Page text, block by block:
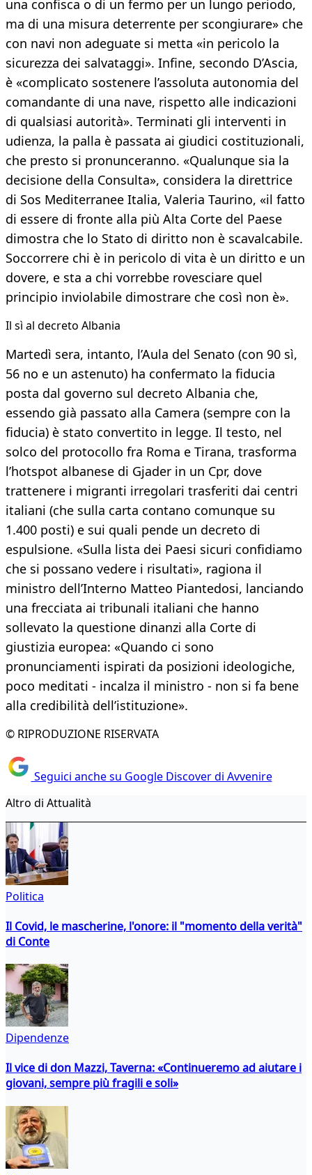
una confisca o di un fermo per un lungo periodo,
ma di una misura deterrente per scongiurare» che
con navi non adeguate si metta «in pericolo la
sicurezza dei salvataggi». Infine, secondo D’Ascia,
è «complicato sostenere l’assoluta autonomia del
comandante di una nave, rispetto alle indicazioni
di qualsiasi autorità». Terminati gli interventi in
udienza, la palla è passata ai giudici costituzionali,
che presto si pronunceranno. «Qualunque sia la
decisione della Consulta», considera la direttrice
di Sos Mediterranee Italia, Valeria Taurino, «il fatto
di essere di fronte alla più Alta Corte del Paese
dimostra che lo Stato di diritto non è scavalcabile.
Soccorrere chi è in pericolo di vita è un diritto e un
dovere, e sta a chi vorrebbe rovesciare quel
principio inviolabile dimostrare che così non è».
Il sì al decreto Albania
Martedì sera, intanto, l’Aula del Senato (con 90 sì,
56 no e un astenuto) ha confermato la fiducia
posta dal governo sul decreto Albania che,
essendo già passato alla Camera (sempre con la
fiducia) è stato convertito in legge. Il testo, nel
solco del protocollo fra Roma e Tirana, trasforma
l’hotspot albanese di Gjader in un Cpr, dove
trattenere i migranti irregolari trasferiti dai centri
italiani (che sulla carta contano comunque su
1.400 posti) e sui quali pende un decreto di
espulsione. «Sulla lista dei Paesi sicuri confidiamo
che si possano vedere i risultati», ragiona il
ministro dell’Interno Matteo Piantedosi, lanciando
una frecciata ai tribunali italiani che hanno
sollevato la questione dinanzi alla Corte di
giustizia europea: «Quando ci sono
pronunciamenti ispirati da posizioni ideologiche,
poco meditati - incalza il ministro - non si fa bene
alla credibilità dell’istituzione».
© RIPRODUZIONE RISERVATA
Seguici anche su Google Discover di Avvenire
Altro di Attualità
Politica
Il Covid, le mascherine, l'onore: il "momento della verità"
di Conte
Dipendenze
Il vice di don Mazzi, Taverna: «Continueremo ad aiutare i
giovani, sempre più fragili e soli»